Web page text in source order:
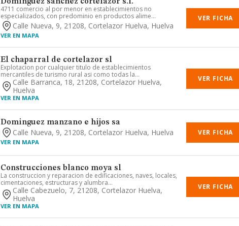
4711 comercio al por menor en establecimientos no
especializados, con predominio en productos alime...
Calle Nueva, 9, 21208, Cortelazor Huelva, Huelva
VER EN MAPA
VER FICHA
El chaparral de cortelazor sl
Explotacion por cualquier titulo de establecimientos
mercantiles de turismo rural asi como todas la...
Calle Barranca, 18, 21208, Cortelazor Huelva,
Huelva
VER EN MAPA
VER FICHA
Dominguez manzano e hijos sa
Calle Nueva, 9, 21208, Cortelazor Huelva, Huelva
VER EN MAPA
VER FICHA
Construcciones blanco moya sl
La construccion y reparacion de edificaciones, naves, locales,
cimentaciones, estructuras y alumbra...
Calle Cabezuelo, 7, 21208, Cortelazor Huelva,
Huelva
VER EN MAPA
VER FICHA